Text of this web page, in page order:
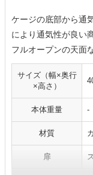
ケージの底部から通
により通気性が良い
フルオープンの天面
サイズ（幅×奥行
×高さ）
本体重量 -
材質
扉